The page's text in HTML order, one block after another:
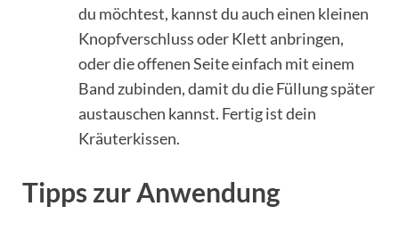
du möchtest, kannst du auch einen kleinen
Knopfverschluss oder Klett anbringen,
oder die offenen Seite einfach mit einem
Band zubinden, damit du die Füllung später
austauschen kannst. Fertig ist dein
Kräuterkissen.
Tipps zur Anwendung